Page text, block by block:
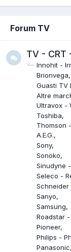
Forum TV
TV - CRT
Innohit -
Brionvega
Guasti TV
Altre
Ultravox -
Toshiba
Thomson
A.E.G.
Sony
Sonoko
Sinudyne
Seleco -
Schneider
Sanyo
Samsung
Roadstar
Pioneer
Philips -
Panasonic